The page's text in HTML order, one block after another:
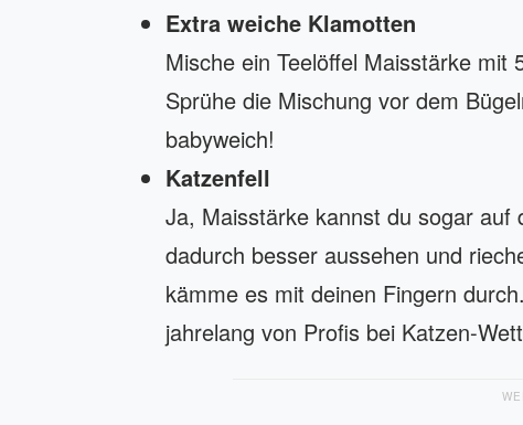
Extra weiche Klamotten
Mische ein Teelöffel Maisstärke mit
Sprühe die Mischung vor dem
babyweich!
Katzenfell
Ja, Maisstärke kannst du sogar auf
dadurch besser aussehen und
kämme es mit deinen Fingern
jahrelang von Profis bei Katzen-